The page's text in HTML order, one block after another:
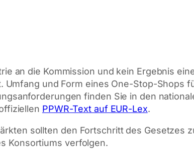
an die Kommission und kein Ergebnis
Umfang und Form eines One-Stop-Shops
finden Sie in den
PPWR-Text auf EUR-Lex.
sollten den Fortschritt des Gesetzes
Konsortiums verfolgen.